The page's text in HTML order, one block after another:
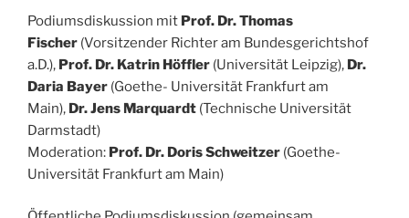
Podiumsdiskussion mit Prof. Dr. Thomas
Fischer (Vorsitzender Richter am Bundesgerichtshof
a.D.), Prof. Dr. Katrin Höffler (Universität Leipzig), Dr.
Daria Bayer (Goethe- Universität Frankfurt am
Main), Dr. Jens Marquardt (Technische Universität
Darmstadt)
Moderation: Prof. Dr. Doris Schweitzer (Goethe-
Universität Frankfurt am Main)